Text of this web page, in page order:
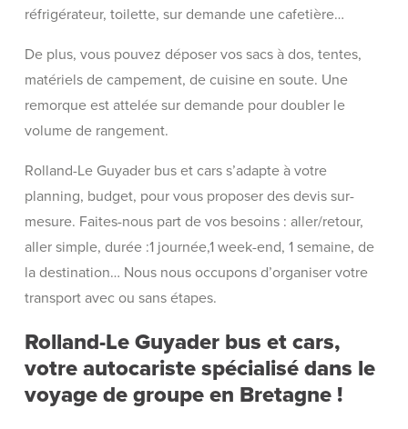
réfrigérateur, toilette, sur demande une cafetière…
De plus, vous pouvez déposer vos sacs à dos, tentes,
matériels de campement, de cuisine en soute. Une
remorque est attelée sur demande pour doubler le
volume de rangement.
Rolland-Le Guyader bus et cars s’adapte à votre
planning, budget, pour vous proposer des devis sur-
mesure. Faites-nous part de vos besoins : aller/retour,
aller simple, durée :1 journée,1 week-end, 1 semaine, de
la destination… Nous nous occupons d’organiser votre
transport avec ou sans étapes.
Rolland-Le Guyader bus et cars,
votre autocariste spécialisé dans le
voyage de groupe en Bretagne !